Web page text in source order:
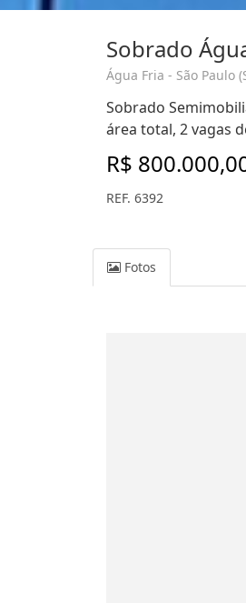
Sobrado
Água Fria - São Paulo
Sobrado
área total, 2 vagas
R$
REF. 6392
Fotos